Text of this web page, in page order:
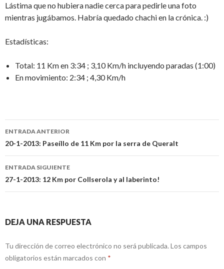
Lástima que no hubiera nadie cerca para pedirle una foto
mientras jugábamos. Habría quedado chachi en la crónica. :)
Estadísticas:
Total: 11 Km en 3:34 ; 3,10 Km/h incluyendo paradas (1:00)
En movimiento: 2:34 ; 4,30 Km/h
Ir
a
la
entrada
ENTRADA ANTERIOR
20-1-2013: Paseíllo de 11 Km por la serra de Queralt
ENTRADA SIGUIENTE
27-1-2013: 12 Km por Collserola y al laberinto!
DEJA UNA RESPUESTA
Tu dirección de correo electrónico no será publicada. Los campos
obligatorios están marcados con *